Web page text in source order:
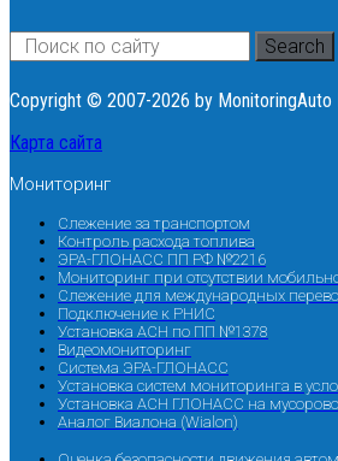
Search
Copyright © 2007-2026 by MonitoringAuto
Карта сайта
Мониторинг
Слежение за транспортом
Контроль расхода топлива
ЭРА-ГЛОНАСС ПП РФ №2216
Мониторинг при отсутствии
Слежение для международных
Подключение к РНИС
Установка АСН по ПП №1378
Видеомониторинг
Система ЭРА-ГЛОНАСС
Установка систем мониторинга в
Установка АСН ГЛОНАСС на
Аналог Виалона (Wialon)